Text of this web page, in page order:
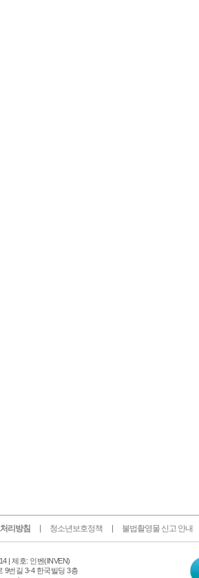
리방침 청소년보호정책 불법촬영물 신고 안내
| 제호: 인벤 (INVEN)
9번길 3-4 한국빌딩 3층
터